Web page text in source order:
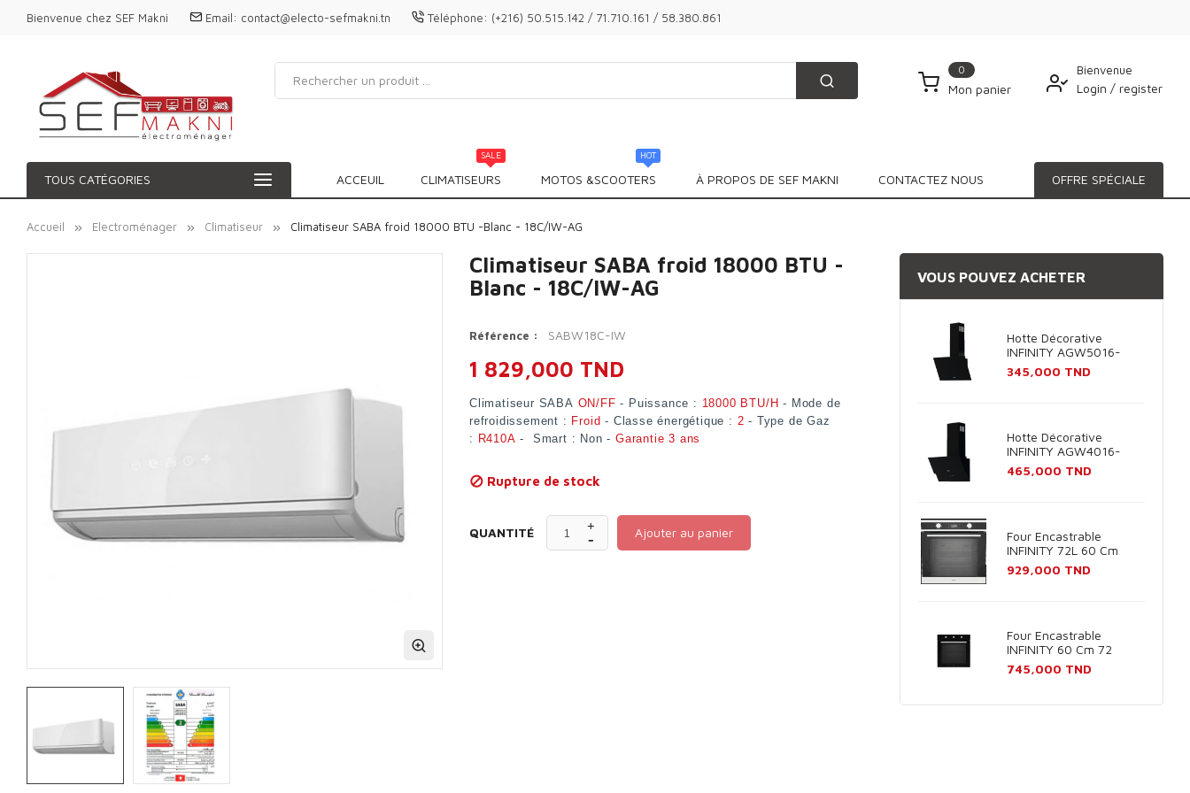
Bienvenue chez SEF Makni Email: contact@electo-sefmakni.tn Téléphone: (+216) 50.515.142 / 71.710.161 / 58.380.861
0
Mon panier
Bienvenue
Login/ register
TOUS CATÉGORIES ACCEUIL
SALE
CLIMATISEURS
HOT
MOTOS &SCOOTERS À PROPOS DE SEF MAKNI CONTACTEZ NOUS OFFRE SPÉCIALE
Accueil Electroménager Climatiseur Climatiseur SABA froid 18000 BTU -Blanc - 18C/IW-AG
Climatiseur SABA froid 18000 BTU -
Blanc - 18C/IW-AG
Référence : SABW18C-IW
1 829,000 TND
Climatiseur SABA ON/FF- Puissance : 18000 BTU/H - Mode de
refroidissement : Froid - Classe énergétique : 2- Type de Gaz
: R410A - Smart : Non -Garantie 3 ans
 Rupture de stock
QUANTITÉ Ajouter au panier
VOUS POUVEZ ACHETER
Hotte Décorative
INFINITY AGW5016-
60B 60cm - Noir
Prix
345,000 TND
Hotte Décorative
INFINITY AGW4016-
60B 60cm - Noir
Prix
465,000 TND
Four Encastrable
INFINITY 72L 60 Cm
Inox
Prix
929,000 TND
Four Encastrable
INFINITY 60 Cm 72
Litres Noir
Prix
745,000 TND